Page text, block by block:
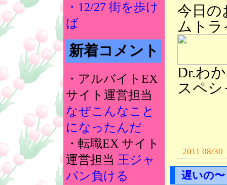
・12/27 街を歩け
ば
新着コメント
・アルバイトEX
サイト運営担当
なぜこんなこと
になったんだ
・転職EX サイト
運営担当 王ジャ
パン負ける
今日
ムト
Dr.わ
スペ
2011 08/30
遅いの